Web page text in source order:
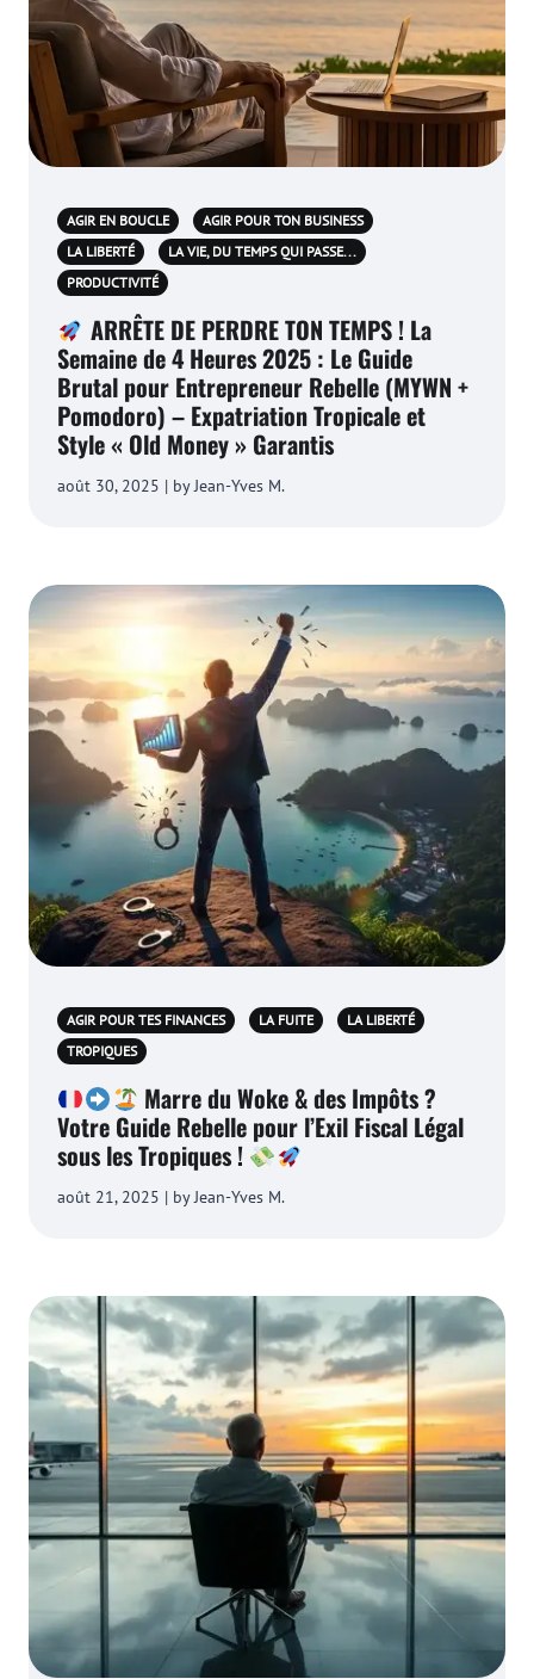
AGIR EN BOUCLE
AGIR POUR TON BUSINESS
LA LIBERTÉ
LA VIE, DU TEMPS QUI PASSE...
PRODUCTIVITÉ
ARRÊTE DE PERDRE TON TEMPS ! La
Semaine de 4 Heures 2025 : Le Guide
Brutal pour Entrepreneur Rebelle (MYWN +
Pomodoro) – Expatriation Tropicale et
Style « Old Money » Garantis
août 30, 2025 | by Jean-Yves M.
AGIR POUR TES FINANCES LA FUITE
LA LIBERTÉ
TROPIQUES
Marre du Woke & des Impôts ?
Votre Guide Rebelle pour l’Exil Fiscal Légal
sous les Tropiques !
août 21, 2025 | by Jean-Yves M.